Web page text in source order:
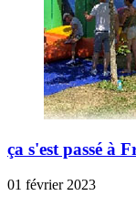
ça s'est passé à
01 février 2023